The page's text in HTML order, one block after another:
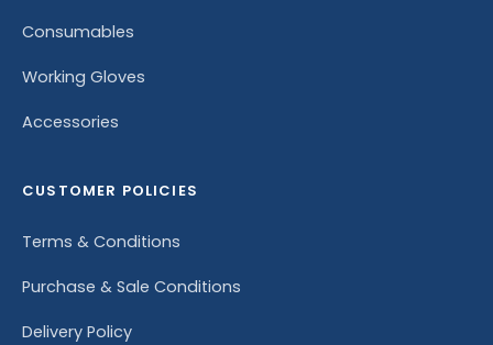
Consumables
Working Gloves
Accessories
CUSTOMER POLICIES
Terms & Conditions
Purchase & Sale Conditions
Delivery Policy